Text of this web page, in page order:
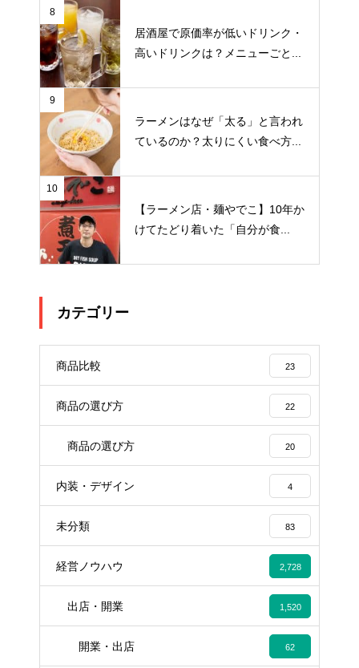
8
居酒屋で原価率が低いドリンク・
高いドリンクは？メニューごと...
9
ラーメンはなぜ「太る」と言われ
ているのか？太りにくい食べ方...
10
【ラーメン店・麺やでこ】10年か
けてたどり着いた「自分が食...
カテゴリー
商品比較 23
商品の選び方 22
商品の選び方 20
内装・デザイン 4
未分類 83
経営ノウハウ 2,728
出店・開業 1,520
開業・出店 62